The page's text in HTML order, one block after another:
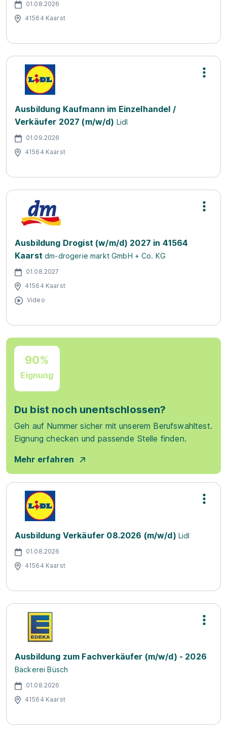
01.08.2026
41564 Kaarst
Ausbildung Kaufmann im Einzelhandel /
Verkäufer 2027 (m/w/d) Lidl
01.09.2026
41564 Kaarst
Ausbildung Drogist (w/m/d) 2027 in 41564
Kaarst dm-drogerie markt GmbH + Co. KG
01.08.2027
41564 Kaarst
Video
90%
Eignung
Du bist noch unentschlossen?
Geh auf Nummer sicher mit unserem Berufswahltest.
Eignung checken und passende Stelle finden.
Mehr erfahren
Ausbildung Verkäufer 08.2026 (m/w/d) Lidl
01.08.2026
41564 Kaarst
Ausbildung zum Fachverkäufer (m/w/d) - 2026
Bäckerei Büsch
01.08.2026
41564 Kaarst